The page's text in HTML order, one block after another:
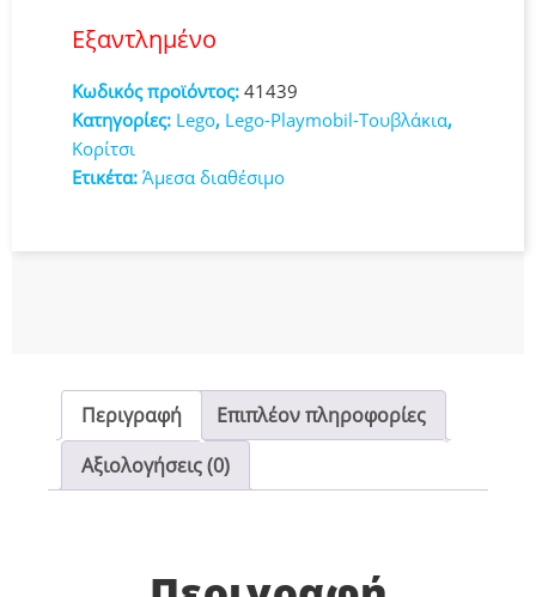
Εξαντλημένο
Κωδικός προϊόντος: 41439
Κατηγορίες: Lego, Lego-Playmobil-Τουβλάκια,
Κορίτσι
Ετικέτα: Άμεσα διαθέσιμο
Περιγραφή
Επιπλέον πληροφορίες
Αξιολογήσεις (0)